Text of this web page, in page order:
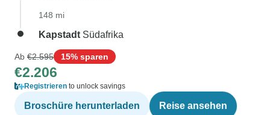
148 mi
Kapstadt Südafrika
Ab €2.595 15% sparen
€2.206
Registrieren to unlock savings
Broschüre herunterladen Reise ansehen